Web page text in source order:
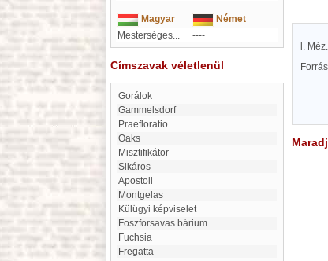
Magyar
Német
Mesterséges...
----
Címszavak véletlenül
Gorálok
Gammelsdorf
Praefloratio
Oaks
misztifikátor
Sikáros
Apostoli
Montgelas
Külügyi képviselet
Foszforsavas bárium
Fuchsia
Fregatta
l. Méz.